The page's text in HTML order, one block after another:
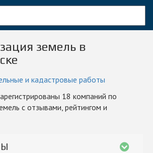
Меню
земель в
и кадастровые работы
с отзывами, рейтингом и